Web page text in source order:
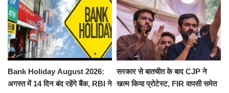
Bank Holiday August 2026:
अगस्त में 14 दिन बंद रहेंगे बैंक, RBI ने
सरकार से बातचीत के बाद CJP ने
खत्म किया प्रोटेस्ट, FIR वापसी समेत